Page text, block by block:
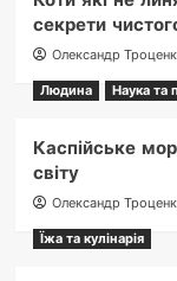
секрети
Олександр
Людина
Наука та
Каспійське
світу
Олександр
Їжа та кулінарія